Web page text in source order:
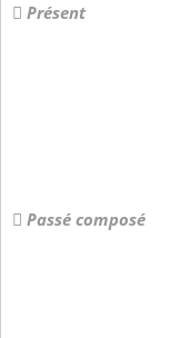
Présent
Passé composé